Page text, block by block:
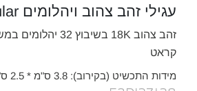
עגילי זהב צהוב ויהלומים Infinito Singular
קראט
מידות התכשיט (בקירוב): 3.8 ס"מ * 2.5 ס"מ